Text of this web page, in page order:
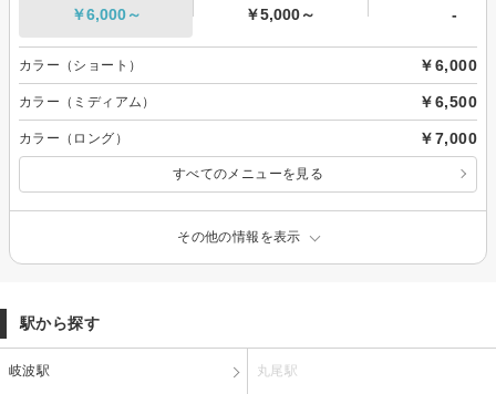
￥6,000～ ￥5,000～ -
カラー（ショート） ￥6,000
カラー（ミディアム） ￥6,500
カラー（ロング） ￥7,000
すべてのメニューを見る
その他の情報を表示
駅から探す
岐波駅 丸尾駅